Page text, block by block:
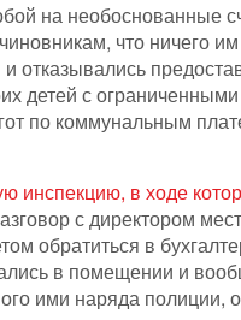
на необоснованные
что ничего
отказывались
детей с
по коммунальным
инспекцию, в ходе
с директором
обратиться в
в помещении и
ими наряда полиции,